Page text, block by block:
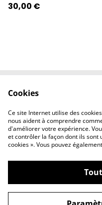
30,00 €
Contactez-nous
Politique de
©2026l'éclipse
Cookies
Ce site Internet utilise des
nous aident à comprendre
d'améliorer votre expérience.
et contrôler la façon dont ils sont
cookies ». Vous pouvez